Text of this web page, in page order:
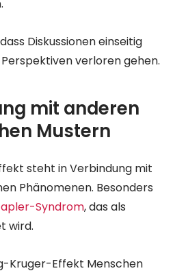
Diskussionen einseitig
verloren gehen.
mit anderen
Mustern
steht in Verbindung mit
Phänomenen. Besonders
Syndrom, das als
wird.
Kruger-Effekt Menschen